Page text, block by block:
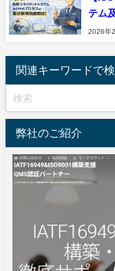
テム
2026年
関連キーワードで
弊社のご紹介